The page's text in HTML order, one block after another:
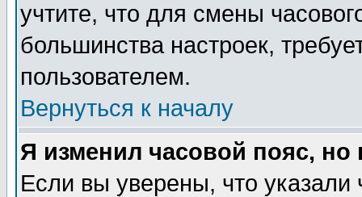
учтите, что для смены
большинства настроек,
пользователем.
Вернуться к началу
Я изменил часовой пояс,
Если вы уверены, что указали